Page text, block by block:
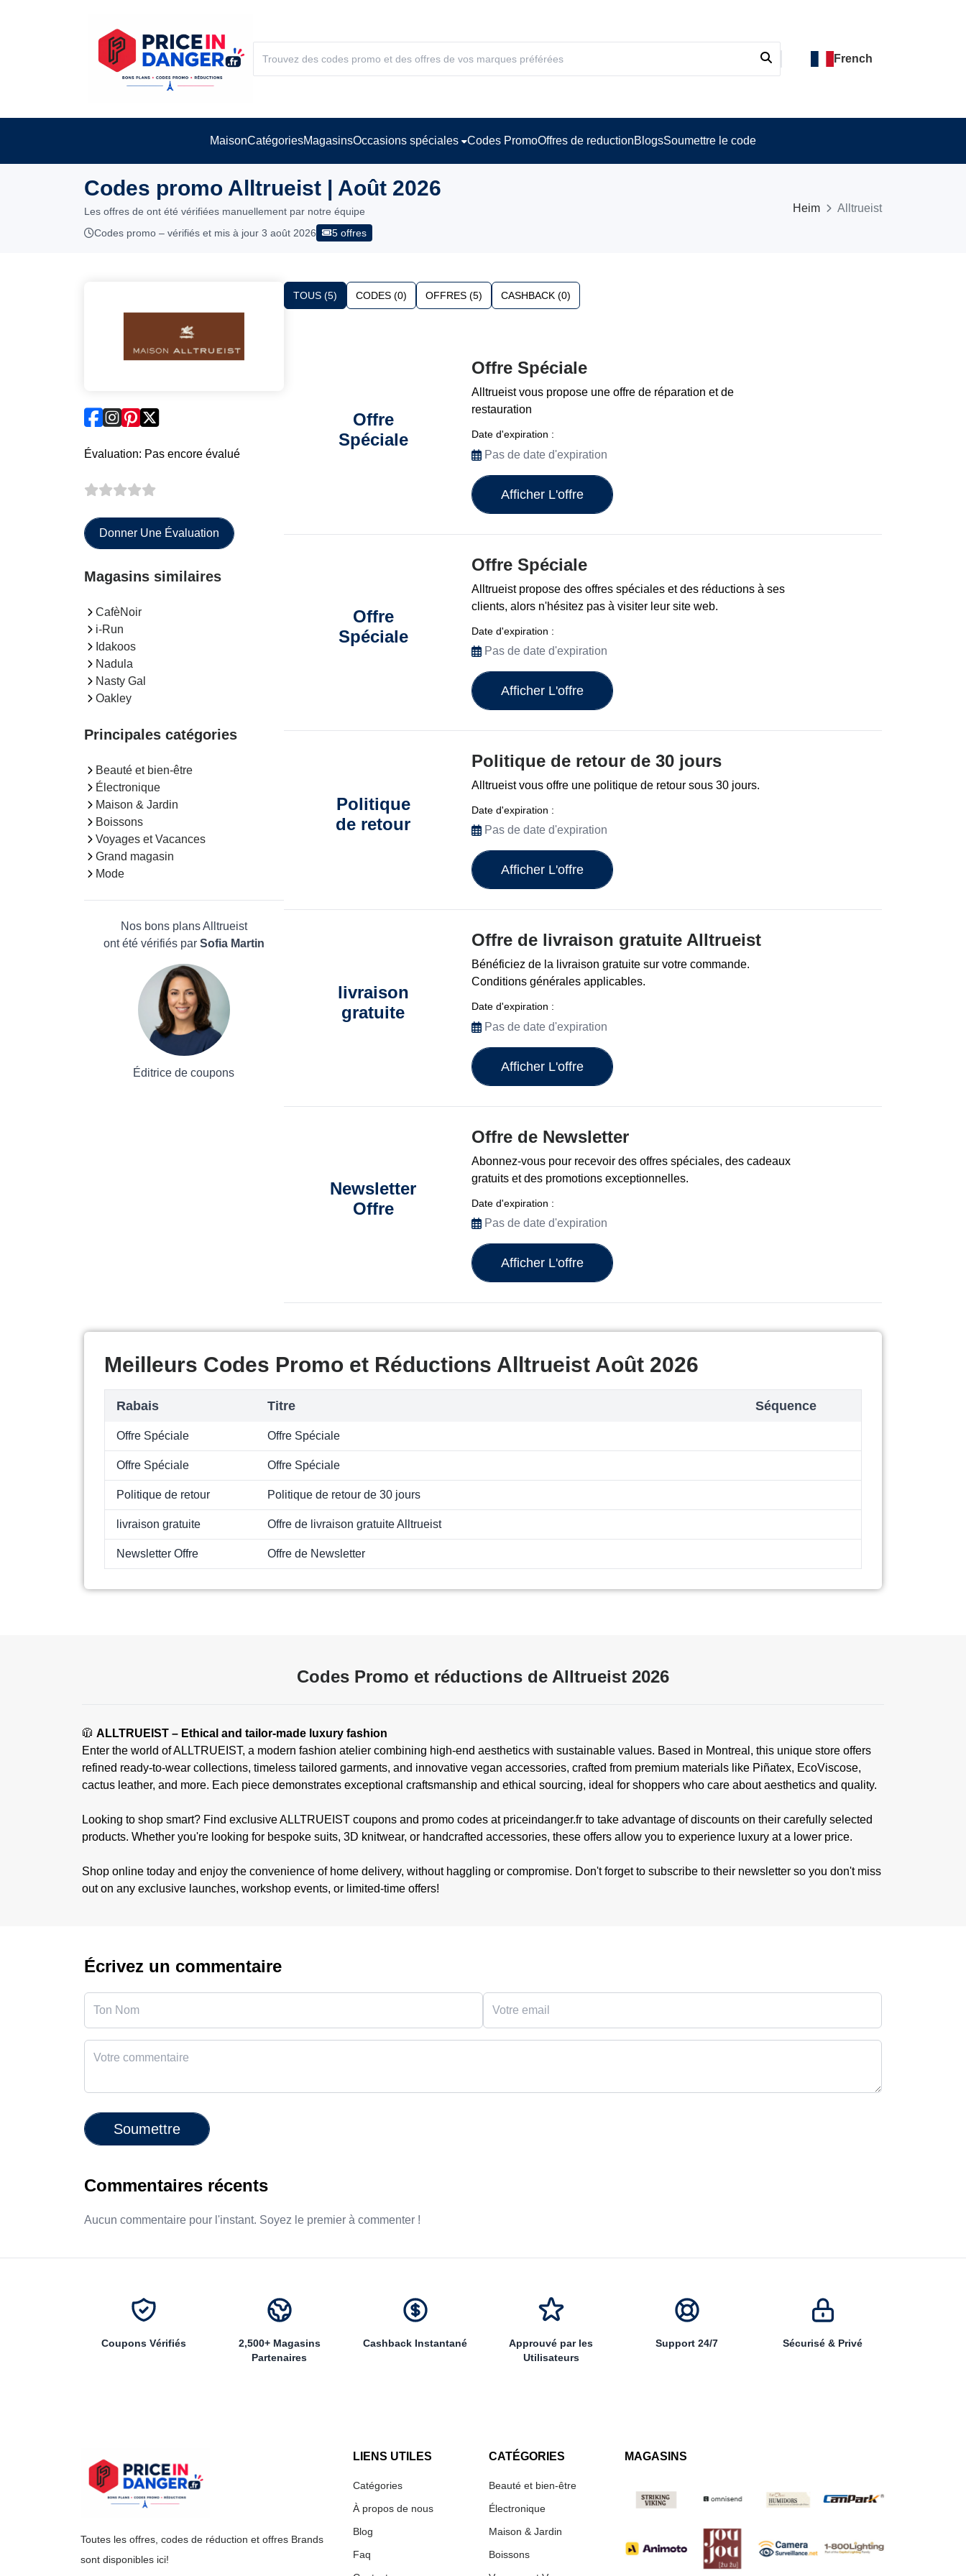
French
MaisonCatégoriesMagasinsOccasions spéciales Codes PromoOffres de reductionBlogsSoumettre le code
Codes promo Alltrueist | Août 2026
Les offres de ont été vérifiées manuellement par notre équipe
Codes promo – vérifiés et mis à jour 3 août 2026
5 offres
Heim Alltrueist
Évaluation: Pas encore évalué
Donner Une Évaluation
Magasins similaires
CafèNoir
i-Run
Idakoos
Nadula
Nasty Gal
Oakley
Principales catégories
Beauté et bien-être
Électronique
Maison & Jardin
Boissons
Voyages et Vacances
Grand magasin
Mode
Nos bons plans Alltrueist
ont été vérifiés par Sofia Martin
Éditrice de coupons
TOUS (5) CODES (0) OFFRES (5) CASHBACK (0)
Offre
Spéciale
Offre Spéciale
Alltrueist vous propose une offre de réparation et de
restauration
Date d'expiration :
Pas de date d'expiration
Afficher L'offre
Offre
Spéciale
Offre Spéciale
Alltrueist propose des offres spéciales et des réductions à ses
clients, alors n'hésitez pas à visiter leur site web.
Date d'expiration :
Pas de date d'expiration
Afficher L'offre
Politique
de retour
Politique de retour de 30 jours
Alltrueist vous offre une politique de retour sous 30 jours.
Date d'expiration :
Pas de date d'expiration
Afficher L'offre
livraison
gratuite
Offre de livraison gratuite Alltrueist
Bénéficiez de la livraison gratuite sur votre commande.
Conditions générales applicables.
Date d'expiration :
Pas de date d'expiration
Afficher L'offre
Newsletter
Offre
Offre de Newsletter
Abonnez-vous pour recevoir des offres spéciales, des cadeaux
gratuits et des promotions exceptionnelles.
Date d'expiration :
Pas de date d'expiration
Afficher L'offre
Meilleurs Codes Promo et Réductions Alltrueist Août 2026
Rabais Titre Séquence
Offre Spéciale Offre Spéciale
Offre Spéciale Offre Spéciale
Politique de retour Politique de retour de 30 jours
livraison gratuite Offre de livraison gratuite Alltrueist
Newsletter Offre Offre de Newsletter
Codes Promo et réductions de Alltrueist 2026
🧥 ALLTRUEIST – Ethical and tailor-made luxury fashion
Enter the world of ALLTRUEIST, a modern fashion atelier combining high-end aesthetics with sustainable values. Based in Montreal, this unique store offers
refined ready-to-wear collections, timeless tailored garments, and innovative vegan accessories, crafted from premium materials like Piñatex, EcoViscose,
cactus leather, and more. Each piece demonstrates exceptional craftsmanship and ethical sourcing, ideal for shoppers who care about aesthetics and quality.
Looking to shop smart? Find exclusive ALLTRUEIST coupons and promo codes at priceindanger.fr to take advantage of discounts on their carefully selected
products. Whether you're looking for bespoke suits, 3D knitwear, or handcrafted accessories, these offers allow you to experience luxury at a lower price.
Shop online today and enjoy the convenience of home delivery, without haggling or compromise. Don't forget to subscribe to their newsletter so you don't miss
out on any exclusive launches, workshop events, or limited-time offers!
Écrivez un commentaire
Soumettre
Commentaires récents
Aucun commentaire pour l'instant. Soyez le premier à commenter !
Coupons Vérifiés
2,500+ Magasins
Partenaires
Cashback Instantané
Approuvé par les
Utilisateurs
Support 24/7 Sécurisé & Privé
Toutes les offres, codes de réduction et offres Brands
sont disponibles ici!
LIENS UTILES
Catégories
À propos de nous
Blog
Faq
CATÉGORIES
Beauté et bien-être
Électronique
Maison & Jardin
Boissons
MAGASINS